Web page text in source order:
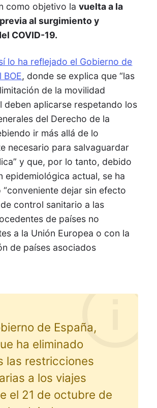
como objetivo lavuelta a la
al surgimiento y
COVID-19.
lo ha reflejado el Gobierno de
BOE, donde se explica que “las
de la movilidad
deben aplicarse respetando los
del Derecho de la
ir más allá de lo
necesario para salvaguardar
y que, por lo tanto, debido
epidemiológica actual, se ha
dejar sin efecto
control sanitario a las
de países no
a la Unión Europea o con la
de países asociados
de España,
ha eliminado
las restricciones
a los viajes
el 21 de octubre de